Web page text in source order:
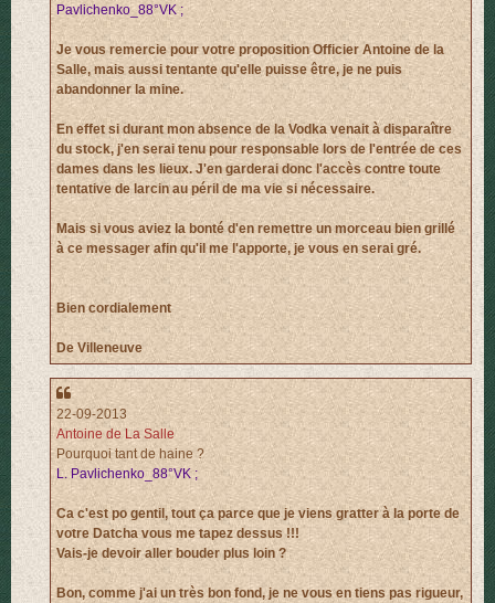
Pavlichenko_88°VK ;
Je vous remercie pour votre proposition Officier Antoine de la
Salle, mais aussi tentante qu'elle puisse être, je ne puis
abandonner la mine.
En effet si durant mon absence de la Vodka venait à disparaître
du stock, j'en serai tenu pour responsable lors de l'entrée de ces
dames dans les lieux. J'en garderai donc l'accès contre toute
tentative de larcin au péril de ma vie si nécessaire.
Mais si vous aviez la bonté d'en remettre un morceau bien grillé
à ce messager afin qu'il me l'apporte, je vous en serai gré.
Bien cordialement
De Villeneuve
22-09-2013
Antoine de La Salle
Pourquoi tant de haine ?
L. Pavlichenko_88°VK ;
Ca c'est po gentil, tout ça parce que je viens gratter à la porte de
votre Datcha vous me tapez dessus !!!
Vais-je devoir aller bouder plus loin ?
Bon, comme j'ai un très bon fond, je ne vous en tiens pas rigueur,